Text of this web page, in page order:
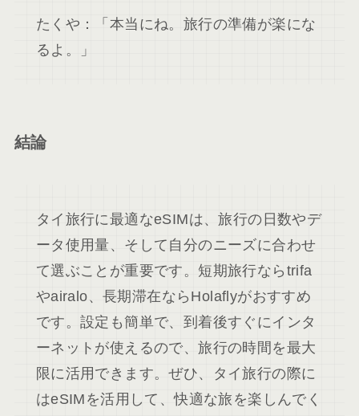
たくや：「本当にね。旅行の準備が楽にな
るよ。」
結論
タイ旅行に最適なeSIMは、旅行の日数やデ
ータ使用量、そして自分のニーズに合わせ
て選ぶことが重要です。短期旅行ならtrifa
やairalo、長期滞在ならHolaflyがおすすめ
です。設定も簡単で、到着後すぐにインタ
ーネットが使えるので、旅行の時間を最大
限に活用できます。ぜひ、タイ旅行の際に
はeSIMを活用して、快適な旅を楽しんでく